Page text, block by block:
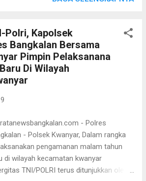
ACHMAD SPd beserta Anggota dan
Tanah Merah Melaksanakan Makan
di Mako Polsek Tanah Merah
Bangkalan. Sebagai Bentuk Rasa
Malam ini Polsek Tanah Merah telah
Membentuk Kekompakan dan
Kamtibmas di Wilayah Kec Tanah
Kab Bamgkalan. “Dalam Menjaga
Dan Sinergitas TNI POLRI
Polsek Polres Bangkalan Mempinyai
Sendiri sendiri dan jangan di lihat dari
Polri, Kapolsek
Bangkalan Bersama
Pimpin Pelaksanana
Di Wilayah
- Polres
- Polsek Kwanyar, Dalam rangka
pengamanan malam tahun
di wilayah kecamatan kwanyar
TNI/POLRI terus ditunjukkan oleh